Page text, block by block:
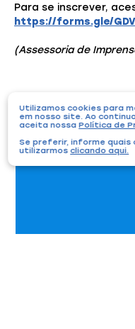
Utilizamos cookies para
em nosso site. Ao
aceita nossaPolítica de
Se preferir, informe quais
utilizarmosclicando aqui.
Para se inscrever,
https://forms.gle/
(Assessoria de
Você